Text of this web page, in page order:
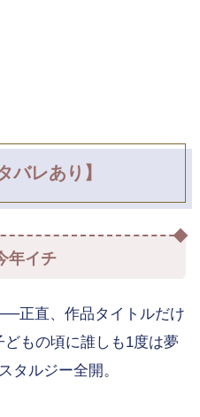
バレあり】
年イチ
正直、作品タイトルだけ
もの頃に誰しも1度は夢
タルジー全開。